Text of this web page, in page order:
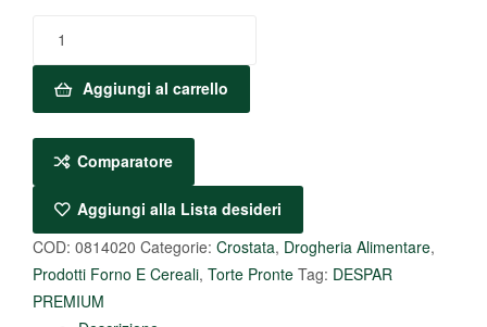
Aggiungi al carrello
Comparatore
Aggiungi alla Lista desideri
COD: 0814020 Categorie: Crostata, Drogheria Alimentare,
Prodotti Forno E Cereali, Torte Pronte Tag: DESPAR
PREMIUM